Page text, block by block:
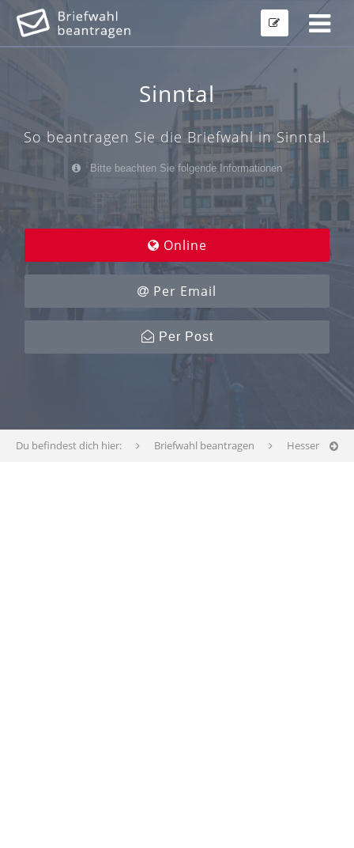
Sinntal
So beantragen Sie die Briefwahl in Sinntal.
Bitte beachten Sie folgende Informationen
Online
Per Email
Per Post
Du befindest dich hier: Briefwahl beantragen Hessen